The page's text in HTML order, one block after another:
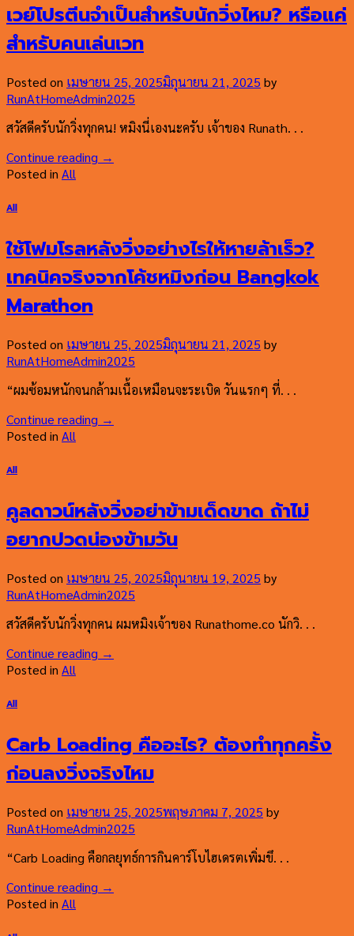
เวย์โปรตีนจำเป็นสำหรับนักวิ่งไหม? หรือแค่
สำหรับคนเล่นเวท
Posted on เมษายน 25, 2025มิถุนายน 21, 2025 by
RunAtHomeAdmin2025
สวัสดีครับนักวิ่งทุกคน! หมิงนี่เองนะครับ เจ้าของ Runath. . .
Continue reading →
Posted in All
All
ใช้โฟมโรลหลังวิ่งอย่างไรให้หายล้าเร็ว?
เทคนิคจริงจากโค้ชหมิงก่อน Bangkok
Marathon
Posted on เมษายน 25, 2025มิถุนายน 21, 2025 by
RunAtHomeAdmin2025
“ผมซ้อมหนักจนกล้ามเนื้อเหมือนจะระเบิด วันแรกๆ ที่. . .
Continue reading →
Posted in All
All
คูลดาวน์หลังวิ่งอย่าข้ามเด็ดขาด ถ้าไม่
อยากปวดน่องข้ามวัน
Posted on เมษายน 25, 2025มิถุนายน 19, 2025 by
RunAtHomeAdmin2025
สวัสดีครับนักวิ่งทุกคน ผมหมิงเจ้าของ Runathome.co นักวิ. . .
Continue reading →
Posted in All
All
Carb Loading คืออะไร? ต้องทำทุกครั้ง
ก่อนลงวิ่งจริงไหม
Posted on เมษายน 25, 2025พฤษภาคม 7, 2025 by
RunAtHomeAdmin2025
“Carb Loading คือกลยุทธ์การกินคาร์โบไฮเดรตเพิ่มขึ. . .
Continue reading →
Posted in All